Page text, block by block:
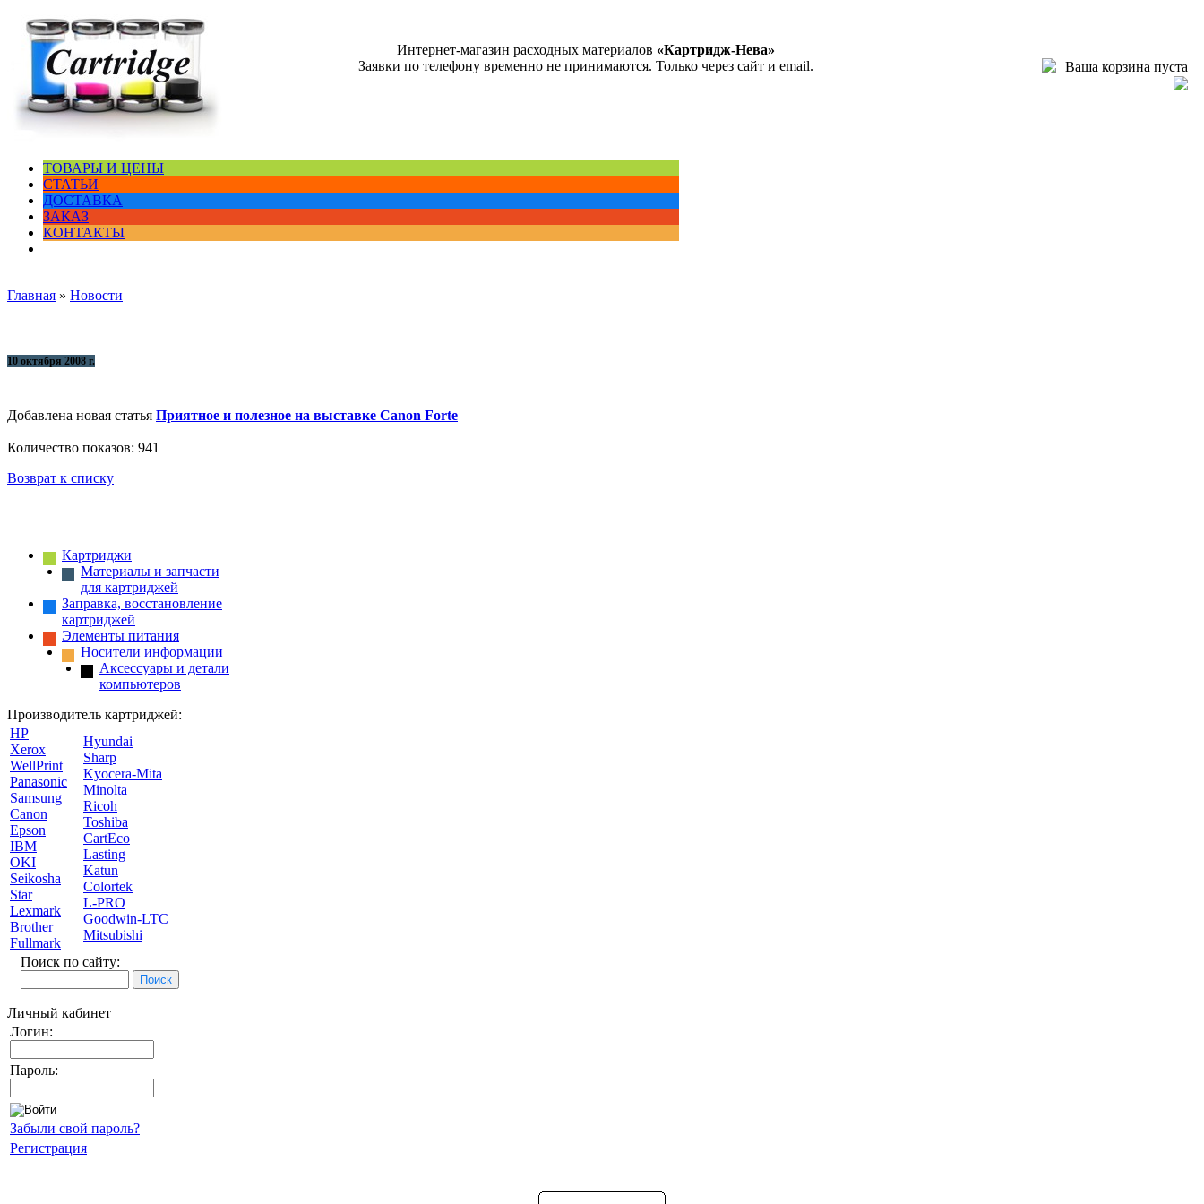
Интернет-магазин расходных материалов «Картридж-Нева»
Заявки по телефону временно не принимаются. Только через сайт и email.
Ваша корзина пуста
ТОВАРЫ И ЦЕНЫ
СТАТЬИ
ДОСТАВКА
ЗАКАЗ
КОНТАКТЫ
Главная » Новости
10 октября 2008 г.
Добавлена новая статья Приятное и полезное на выставке Canon Forte
Количество показов: 941
Возврат к списку
Картриджи
Материалы и запчасти
для картриджей
Заправка, восстановление
картриджей
Элементы питания
Носители информации
Аксессуары и детали
компьютеров
Производитель картриджей:
HP
Xerox
WellPrint
Panasonic
Samsung
Canon
Epson
IBM
OKI
Seikosha
Star
Lexmark
Brother
Fullmark
Hyundai
Sharp
Kyocera-Mita
Minolta
Ricoh
Toshiba
CartEco
Lasting
Katun
Colortek
L-PRO
Goodwin-LTC
Mitsubishi
Поиск по сайту:
Личный кабинет
Логин:
Пароль:
Забыли свой пароль?
Регистрация